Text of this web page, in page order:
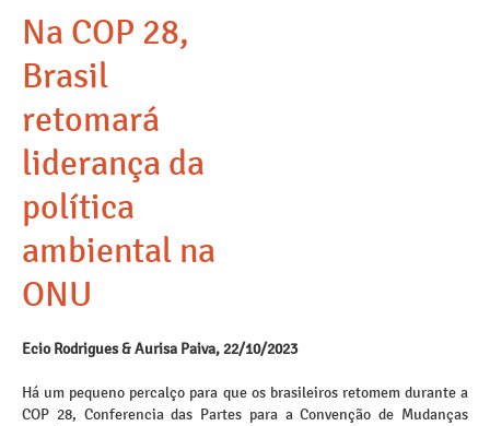
Na COP 28,
Brasil
retomará
liderança da
política
ambiental na
ONU
Ecio Rodrigues & Aurisa Paiva, 22/10/2023
Há um pequeno percalço para que os brasileiros retomem durante a
COP 28, Conferencia das Partes para a Convenção de Mudanças